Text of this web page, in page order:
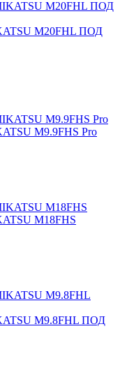
M20FHL ПОД
M9.9FHS Pro
M18FHS
M9.8FHL ПОД